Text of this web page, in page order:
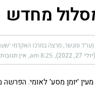
מחדש
(עו"ד ומגשר, מרצה במרכז האקדמי
8:25 am אין תגובות
'יומן מסע' לאומי.